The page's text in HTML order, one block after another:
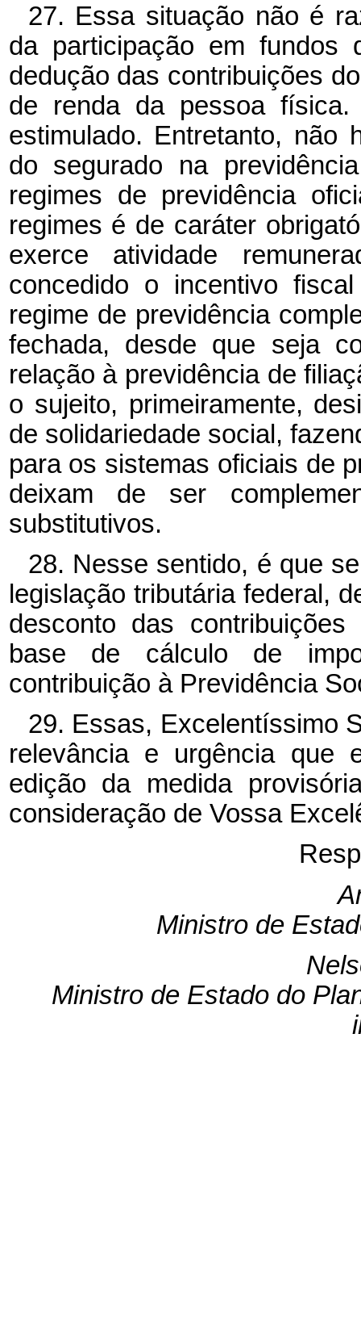
27. Essa situação não é
da participação em fundos
dedução das contribuições
de renda da pessoa
estimulado. Entretanto, não
do segurado na
regimes de previdência
regimes é de caráter
exerce atividade
concedido o incentivo
regime de previdência
fechada, desde que seja
relação à previdência de
o sujeito, primeiramente,
de solidariedade social,
para os sistemas oficiais de
deixam de ser
substitutivos.
28. Nesse sentido, é que
legislação tributária federal,
desconto das
base de cálculo de
contribuição à Previdência
29. Essas, Excelentíssimo
relevância e urgência que
edição da medida
consideração de Vossa
Ministro de
Ministro de Estado do